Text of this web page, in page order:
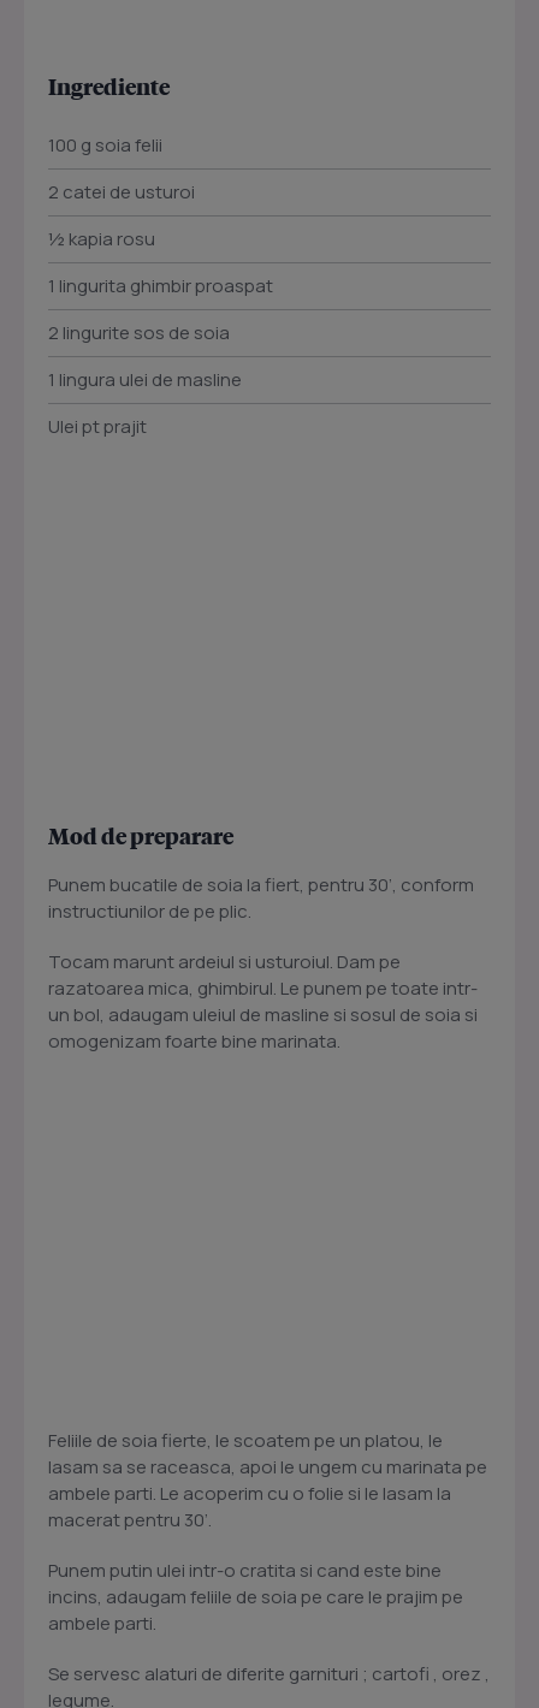
Ingrediente
100 g soia felii
2 catei de usturoi
½ kapia rosu
1 lingurita ghimbir proaspat
2 lingurite sos de soia
1 lingura ulei de masline
Ulei pt prajit
Mod de preparare
Punem bucatile de soia la fiert, pentru 30’, conform
instructiunilor de pe plic.
Tocam marunt ardeiul si usturoiul. Dam pe
razatoarea mica, ghimbirul. Le punem pe toate intr-
un bol, adaugam uleiul de masline si sosul de soia si
omogenizam foarte bine marinata.
Feliile de soia fierte, le scoatem pe un platou, le
lasam sa se raceasca, apoi le ungem cu marinata pe
ambele parti. Le acoperim cu o folie si le lasam la
macerat pentru 30’.
Punem putin ulei intr-o cratita si cand este bine
incins, adaugam feliile de soia pe care le prajim pe
ambele parti.
Se servesc alaturi de diferite garnituri ; cartofi , orez ,
legume.